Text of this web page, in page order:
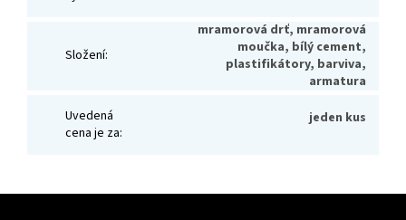
Složení:
mramorová drť, mramorová
moučka, bílý cement,
plastifikátory, barviva,
armatura
Uvedená
cena je za:
jeden kus